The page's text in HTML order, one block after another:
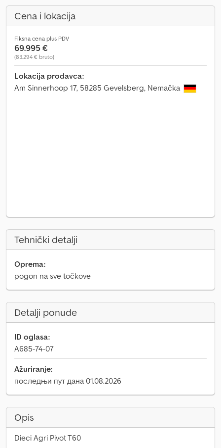
Cena i lokacija
Fiksna cena plus PDV
69.995 €
(83.294 € bruto)
Lokacija prodavca:
Am Sinnerhoop 17, 58285 Gevelsberg, Nemačka
Tehnički detalji
Oprema:
pogon na sve točkove
Detalji ponude
ID oglasa:
A685-74-07
Ažuriranje:
последњи пут дана 01.08.2026
Opis
Dieci Agri Pivot T60